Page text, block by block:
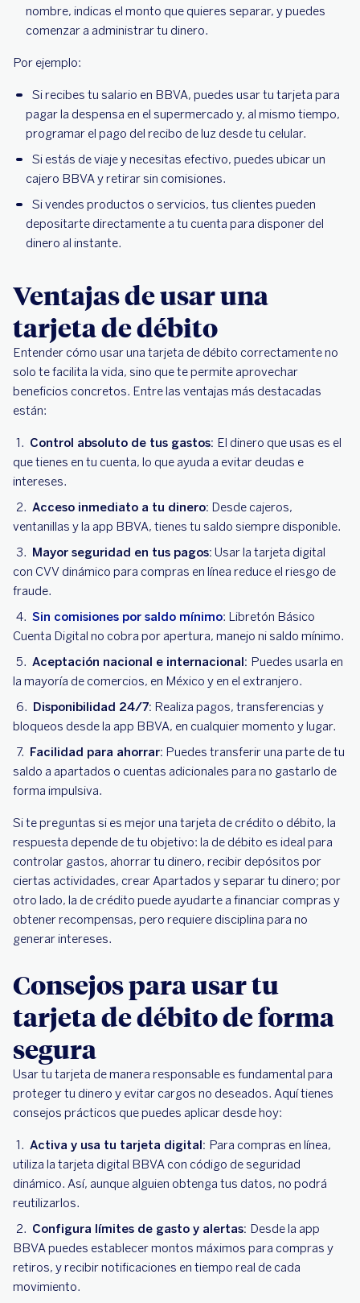
nombre, indicas el monto que quieres separar, y puedes
comenzar a administrar tu dinero.
Por ejemplo:
Si recibes tu salario en BBVA, puedes usar tu tarjeta para
pagar la despensa en el supermercado y, al mismo tiempo,
programar el pago del recibo de luz desde tu celular.
Si estás de viaje y necesitas efectivo, puedes ubicar un
cajero BBVA y retirar sin comisiones.
Si vendes productos o servicios, tus clientes pueden
depositarte directamente a tu cuenta para disponer del
dinero al instante.
Ventajas de usar una
tarjeta de débito
Entender cómo usar una tarjeta de débito correctamente no
solo te facilita la vida, sino que te permite aprovechar
beneficios concretos. Entre las ventajas más destacadas
están:
Control absoluto de tus gastos: El dinero que usas es el
que tienes en tu cuenta, lo que ayuda a evitar deudas e
intereses.
Acceso inmediato a tu dinero: Desde cajeros,
ventanillas y la app BBVA, tienes tu saldo siempre disponible.
Mayor seguridad en tus pagos: Usar la tarjeta digital
con CVV dinámico para compras en línea reduce el riesgo de
fraude.
Sin comisiones por saldo mínimo: Libr etón B ásico
Cu enta Digital no cobra por apertura, manejo ni saldo mínimo.
Aceptación nacional e internacional: Puedes usarla en
la mayoría de comercios, en México y en el extranjero.
Disponibilidad 24/7: Realiza pagos, transferencias y
bloqueos desde la app BBVA, en cualquier momento y lugar.
Facilidad para ahorrar: Puedes transferir una parte de tu
saldo a apartados o cuentas adicionales para no gastarlo de
forma impulsiva.
Si te preguntas si es mejor una tarjeta de crédito o débito, la
respuesta depende de tu objetivo: la de débito es ideal para
controlar gastos, ahorrar tu dinero, recibir depósitos por
ciertas actividades, crear Apartados y separar tu dinero; por
otro lado, la de crédito puede ayudarte a financiar compras y
obtener recompensas, pero requiere disciplina para no
generar intereses.
Consejos para usar tu
tarjeta de débito de forma
segura
Usar tu tarjeta de manera responsable es fundamental para
proteger tu dinero y evitar cargos no deseados. Aquí tienes
consejos prácticos que puedes aplicar desde hoy:
Activa y usa tu tarjeta digital: Para compras en línea,
utiliza la tarjeta digital BBVA con código de seguridad
dinámico. Así, aunque alguien obtenga tus datos, no podrá
reutilizarlos.
Configura límites de gasto y alertas: Desde la app
BBVA puedes establecer montos máximos para compras y
retiros, y recibir notificaciones en tiempo real de cada
movimiento.